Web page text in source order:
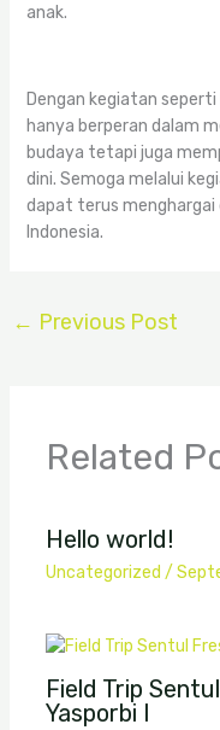
anak.
Dengan kegiatan
hanya berperan dalam
budaya tetapi juga
dini. Semoga melalui
dapat terus menghargai
Indonesia.
← Previous Post
Related
Hello world!
Uncategorized /
Field Trip
Yasporbi I